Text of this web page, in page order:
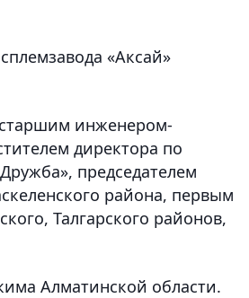
«Аксай»
инженером-
директора по
председателем
района, первым
Талгарского районов,
Алматинской области.